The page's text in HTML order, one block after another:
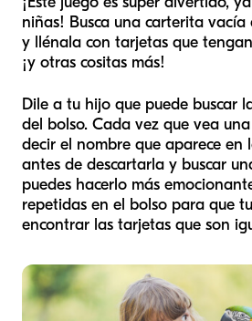
niñas! Busca una carterita
y llénala con tarjetas que
¡y otras cositas más!
Dile a tu hijo que puede buscar
del bolso. Cada vez que vea
decir el nombre que aparece en
antes de descartarla y buscar
puedes hacerlo más
repetidas en el bolso para que
encontrar las tarjetas que son